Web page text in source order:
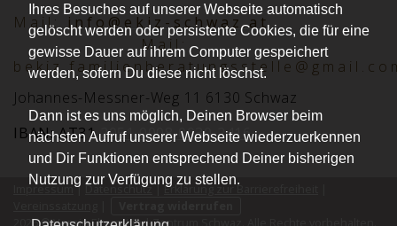
Ihres Besuches auf unserer Webseite automatisch
gelöscht werden oder persistente Cookies, die für eine
gewisse Dauer auf ihrem Computer gespeichert
werden, sofern Du diese nicht löschst.
Dann ist es uns möglich, Deinen Browser beim
nächsten Aufruf unserer Webseite wiederzuerkennen
und Dir Funktionen entsprechend Deiner bisherigen
Nutzung zur Verfügung zu stellen.
Mail:
info@ekiz-schwaz.at
Mail:
Johannes-Messner-Weg 11 6130 Schwaz
IBAN: AT312051 0008 0030 2416
Impressum| Datenschutz|Erklärung zur Barrierefreiheit
2026 © Verein Eltern-Kind-Zentrum Schwaz. Alle Rechte vorbehalten.